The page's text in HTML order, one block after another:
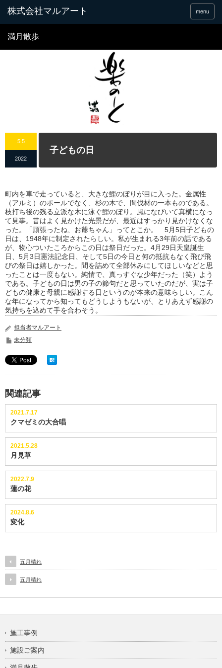
menu
満月散歩
5.5
2022
子どもの日
町内を車で走っていると、大きな鯉のぼりが目に入った。金属性
（アルミ）のポールでなく、杉の木で、間伐材の一本ものである。
枝打ち後の残る立派な木に泳ぐ鯉のぼり。風になびいて真横になっ
て見事。昔はよく見かけた光景だが、最近はすっかり見かけなくな
った。「頑張ったね、お爺ちゃん」ってとこか。 5月5日子どもの
日は、1948年に制定されたらしい。私が生まれる3年前の話である
が、物心ついたころからこの日は祭日だった。4月29日天皇誕生
日、5月3日憲法記念日、そして5日の今日と何の抵抗もなく飛び飛
びの祭日は嬉しかった。間を詰めて全部休みにしてほしいなどと思
ったことは一度もない。純情で、真っすぐな少年だった（笑）よう
である。子どもの日は男の子の節句だと思っていたのだが、実は子
どもの健康と母親に感謝する日というのが本来の意味らしい。こん
な年になってから知ってもどうしようもないが、とりあえず感謝の
気持ちを込めて手を合わそう。
担当者マルアート
未分類
関連記事
2021.7.17
クマゼミの大合唱
2021.5.28
月見草
2022.7.9
蓮の花
2024.8.6
変化
五月晴れ
五月晴れ
施工事例
施設ご案内